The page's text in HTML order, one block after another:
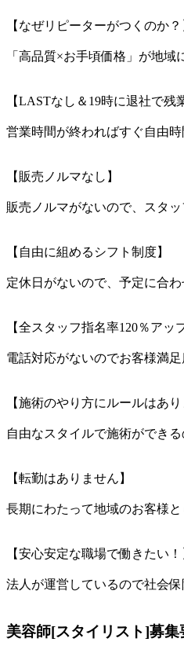
【なぜリピーターがつくのか？
「高品質×お手頃価格」が地
【LASTなし＆19時に退社で残
営業時間が終わればすぐ自由
【販売ノルマなし】
販売ノルマがないので、スタ
【自由に組めるシフト制度】
定休日がないので、予定に合
【全スタッフ指名率120％アッ
電話対応がないのでお客様満
【施術のやり方にルールはあり
自由なスタイルで施術ができ
【転勤はありません】
長期にわたって地域のお客様
【安心安定な職場で働きたい！
法人が運営しているので社会
美容師[スタイリスト]募集